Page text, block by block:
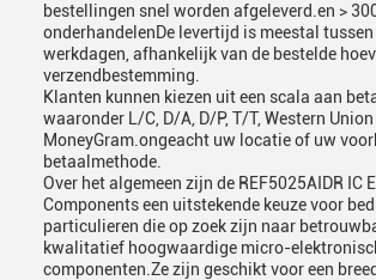
bestellingen snel worden afgeleverd.en >
onderhandelenDe levertijd is meestal tussen
werkdagen, afhankelijk van de bestelde
verzendbestemming.
Klanten kunnen kiezen uit een scala aan
waaronder L/C, D/A, D/P, T/T, Western Union
MoneyGram.ongeacht uw locatie of uw
betaalmethode.
Over het algemeen zijn de REF5025AIDR IC
Components een uitstekende keuze voor
particulieren die op zoek zijn naar
kwalitatief hoogwaardige micro-
componenten.Ze zijn geschikt voor een